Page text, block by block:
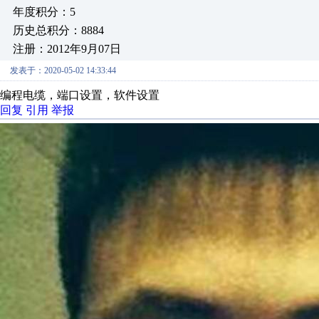
年度积分：5
历史总积分：8884
注册：2012年9月07日
发表于：2020-05-02 14:33:44
编程电缆，端口设置，软件设置
回复 引用 举报